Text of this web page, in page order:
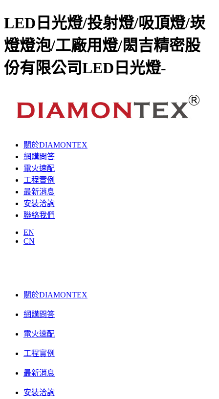
LED日光燈/投射燈/吸頂燈/崁
燈燈泡/工廠用燈/閎吉精密股
份有限公司LED日光燈-
關於DIAMONTEX
網購問答
電火速配
工程實例
最新消息
安裝洽詢
聯絡我們
EN
CN
關於DIAMONTEX
網購問答
電火速配
工程實例
最新消息
安裝洽詢